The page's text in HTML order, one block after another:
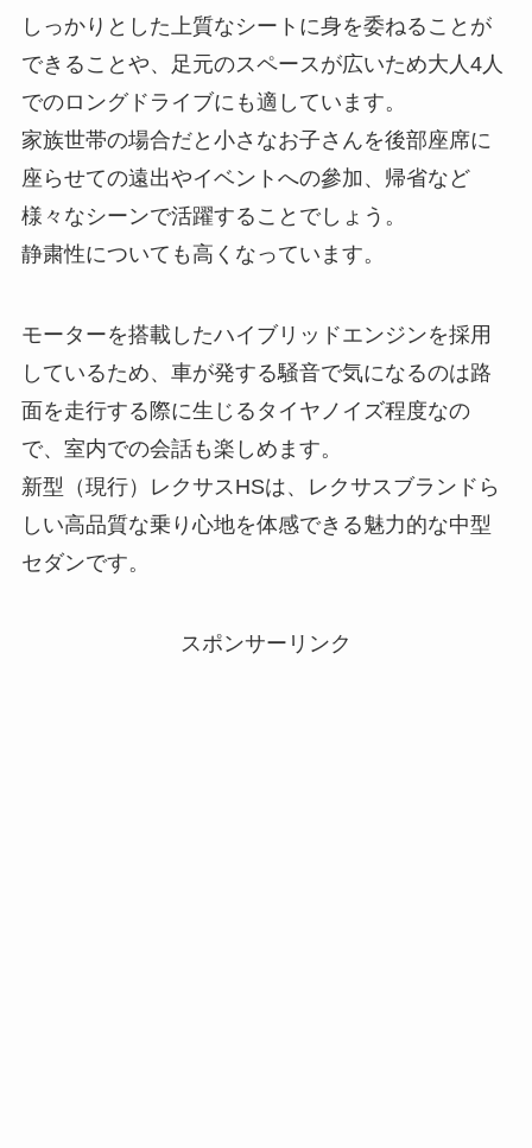
しっかりとした上質なシートに身を委ねることが
できることや、足元のスペースが広いため大人4人
でのロングドライブにも適しています。
家族世帯の場合だと小さなお子さんを後部座席に
座らせての遠出やイベントへの參加、帰省など
様々なシーンで活躍することでしょう。
静粛性についても高くなっています。
モーターを搭載したハイブリッドエンジンを採用
しているため、車が発する騒音で気になるのは路
面を走行する際に生じるタイヤノイズ程度なの
で、室内での会話も楽しめます。
新型（現行）レクサスHSは、レクサスブランドら
しい高品質な乗り心地を体感できる魅力的な中型
セダンです。
スポンサーリンク